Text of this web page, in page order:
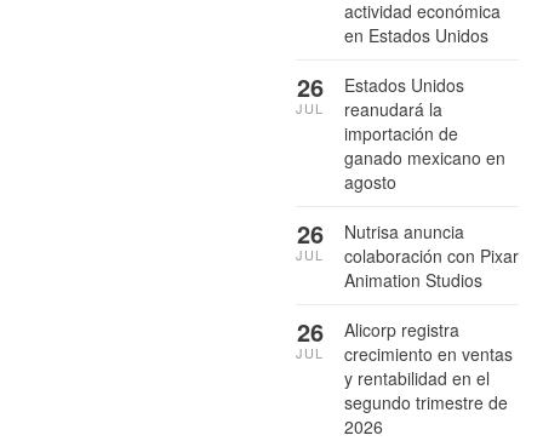
actividad económica
en Estados Unidos
Estados Unidos
reanudará la
importación de
ganado mexicano en
agosto
26
JUL
Nutrisa anuncia
colaboración con Pixar
Animation Studios
26
JUL
Alicorp registra
crecimiento en ventas
y rentabilidad en el
segundo trimestre de
2026
26
JUL